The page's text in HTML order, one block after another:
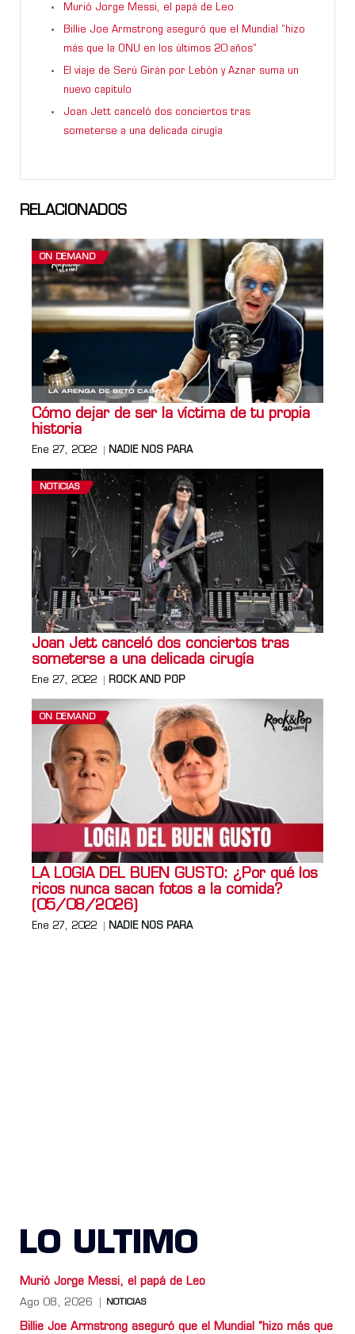
Murió Jorge Messi, el papá de Leo
Billie Joe Armstrong aseguró que el Mundial “hizo
más que la ONU en los últimos 20 años”
El viaje de Serú Girán por Lebón y Aznar suma un
nuevo capítulo
Joan Jett canceló dos conciertos tras
someterse a una delicada cirugía
RELACIONADOS
ON DEMAND
Cómo dejar de ser la víctima de tu propia
historia
Ene 27, 2022 NADIE NOS PARA
NOTICIAS
Joan Jett canceló dos conciertos tras
someterse a una delicada cirugía
Ene 27, 2022 ROCK AND POP
ON DEMAND
LA LOGIA DEL BUEN GUSTO: ¿Por qué los
ricos nunca sacan fotos a la comida?
(05/08/2026)
Ene 27, 2022 NADIE NOS PARA
LO ULTIMO
Murió Jorge Messi, el papá de Leo
Ago 08, 2026 NOTICIAS
Billie Joe Armstrong aseguró que el Mundial “hizo más que